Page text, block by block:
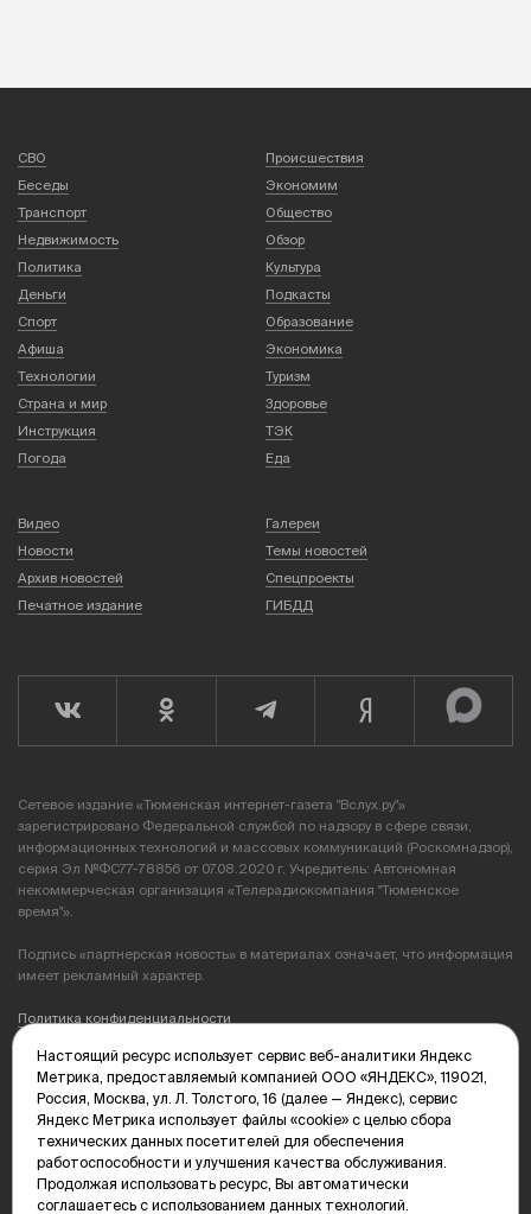
СВО
Происшествия
Беседы
Экономим
Транспорт
Общество
Недвижимость
Обзор
Политика
Культура
Деньги
Подкасты
Спорт
Образование
Афиша
Экономика
Технологии
Туризм
Страна и мир
Здоровье
Инструкция
ТЭК
Погода
Еда
Видео
Галереи
Новости
Темы новостей
Архив новостей
Спецпроекты
Печатное издание
ГИБДД
Сетевое издание «Тюменская интернет-газета "Вслух.ру"»
зарегистрировано Федеральной службой по надзору в сфере связи,
информационных технологий и массовых коммуникаций (Роскомнадзор),
серия Эл №ФС77-78856 от 07.08.2020 г. Учредитель: Автономная
некоммерческая организация «Телерадиокомпания "Тюменское
время"».
Подпись «партнерская новость» в материалах означает, что информация
имеет рекламный характер.
Политика конфиденциальности
Редакция: 625035, Тюмень, пр. Геологоразведчиков, 28А
(3452) 68-89-05
edit@vsluh.ru
Главный редактор: Панкина Т.Ю.
kika@vsluh.ru
Настоящий ресурс использует сервис веб-аналитики Яндекс
Метрика, предоставляемый компанией ООО «ЯНДЕКС», 119021,
Россия, Москва, ул. Л. Толстого, 16 (далее — Яндекс), сервис
Яндекс Метрика использует файлы «cookie» с целью сбора
технических данных посетителей для обеспечения
работоспособности и улучшения качества обслуживания.
Продолжая использовать ресурс, Вы автоматически
соглашаетесь с использованием данных технологий.